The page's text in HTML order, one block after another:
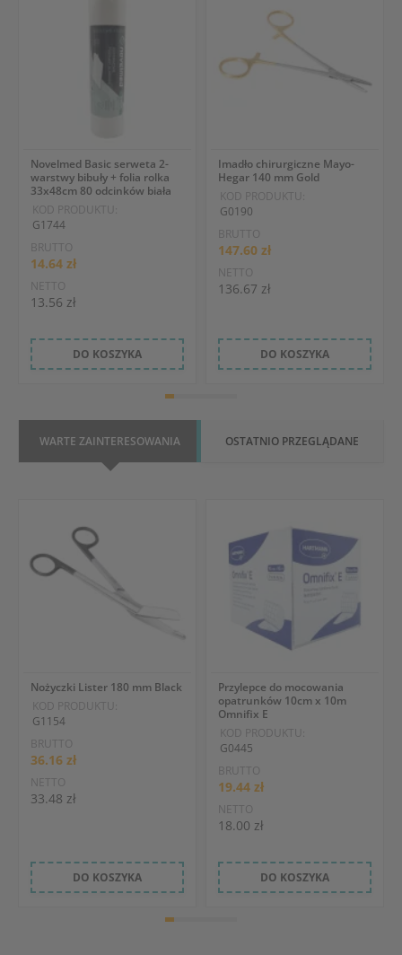
Novelmed Basic serweta 2-
warstwy bibuły + folia rolka
33x48cm 80 odcinków biała
KOD PRODUKTU:
G1744
BRUTTO
14.64 zł
NETTO
13.56 zł
DO KOSZYKA
Imadło chirurgiczne Mayo-
Hegar 140 mm Gold
KOD PRODUKTU:
G0190
BRUTTO
147.60 zł
NETTO
136.67 zł
DO KOSZYKA
WARTE ZAINTERESOWANIA OSTATNIO PRZEGLĄDANE
Nożyczki Lister 180 mm Black
KOD PRODUKTU:
G1154
BRUTTO
36.16 zł
NETTO
33.48 zł
DO KOSZYKA
Przylepce do mocowania
opatrunków 10cm x 10m
Omnifix E
KOD PRODUKTU:
G0445
BRUTTO
19.44 zł
NETTO
18.00 zł
DO KOSZYKA